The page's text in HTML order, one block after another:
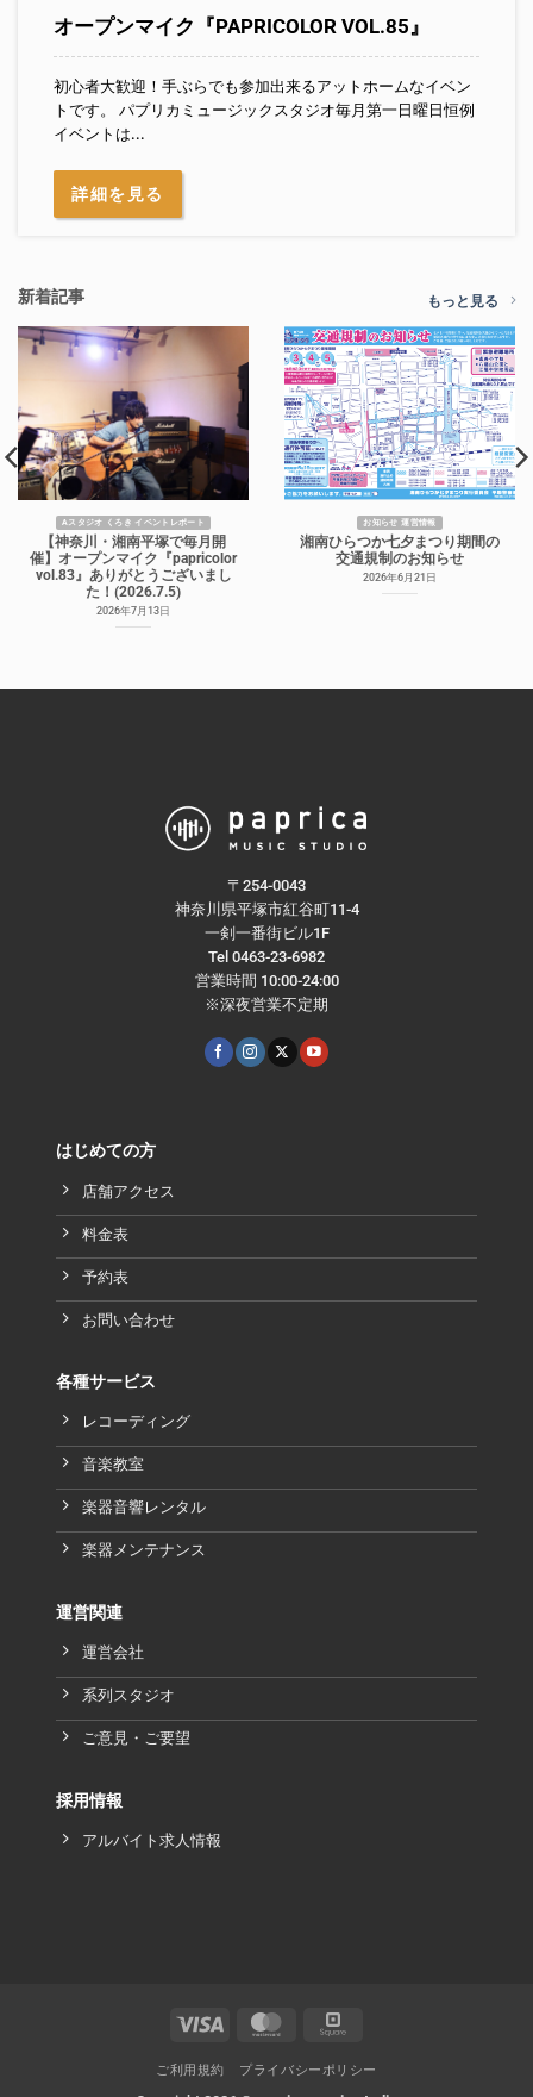
オープンマイク『PAPRICOLOR VOL.85』
初心者大歓迎！手ぶらでも参加出来るアットホームなイベン
トです。 パプリカミュージックスタジオ毎月第一日曜日恒例
イベントは...
詳細を見る
新着記事 もっと見る
Aスタジオ くろき イベントレポート
【神奈川・湘南平塚で毎月開
催】オープンマイク『papricolor
vol.83』ありがとうございまし
た！(2026.7.5)
2026年7月13日
お知らせ 運営情報
湘南ひらつか七夕まつり期間の
交通規制のお知らせ
2026年6月21日
〒254-0043
神奈川県平塚市紅谷町11-4
一剣一番街ビル1F
Tel 0463-23-6982
営業時間 10:00-24:00
※深夜営業不定期
はじめての方
店舗アクセス
料金表
予約表
お問い合わせ
各種サービス
レコーディング
音楽教室
楽器音響レンタル
楽器メンテナンス
運営関連
運営会社
系列スタジオ
ご意見・ご要望
採用情報
アルバイト求人情報
ご利用規約 プライバシーポリシー